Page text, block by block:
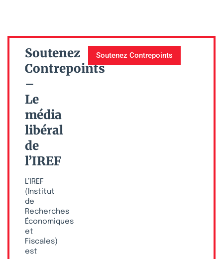
Soutenez
Contrepoints
–
Le
média
libéral
de
l’IREF
L’IREF
(Institut
de
Recherches
Économiques
et
Fiscales)
est
Soutenez Contrepoints